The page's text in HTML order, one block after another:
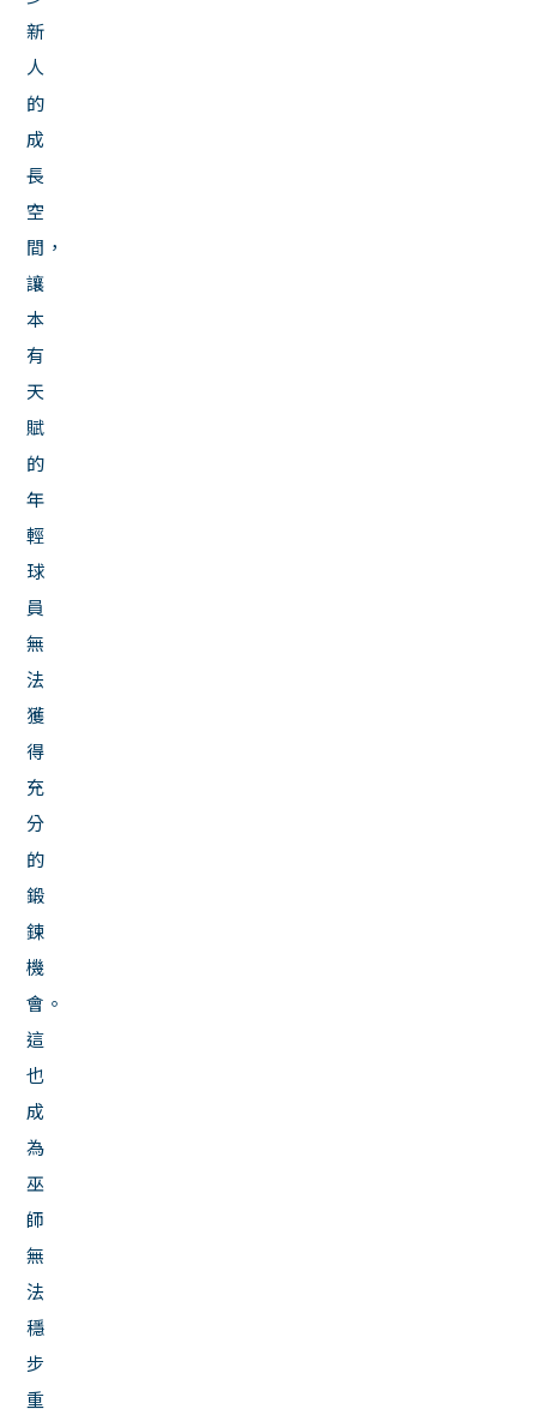
新
人
的
成
長
空
間，
讓
本
有
天
賦
的
年
輕
球
員
無
法
獲
得
充
分
的
鍛
鍊
機
會。
這
也
成
為
巫
師
無
法
穩
步
重